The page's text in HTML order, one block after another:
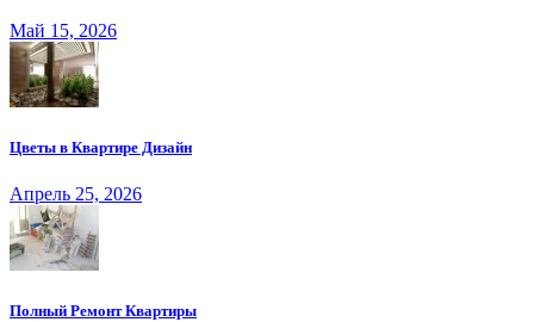
Май 15, 2026
Цветы в Квартире Дизайн
Апрель 25, 2026
Полный Ремонт Квартиры